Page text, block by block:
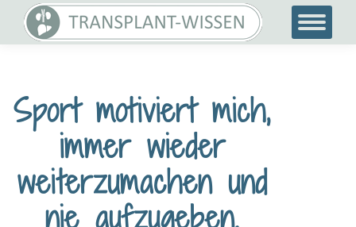
Sport motiviert mich,
immer wieder
weiterzumachen und
nie aufzugeben.